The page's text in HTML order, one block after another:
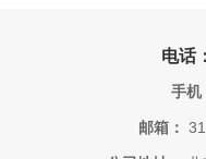
电话
手机
邮箱：